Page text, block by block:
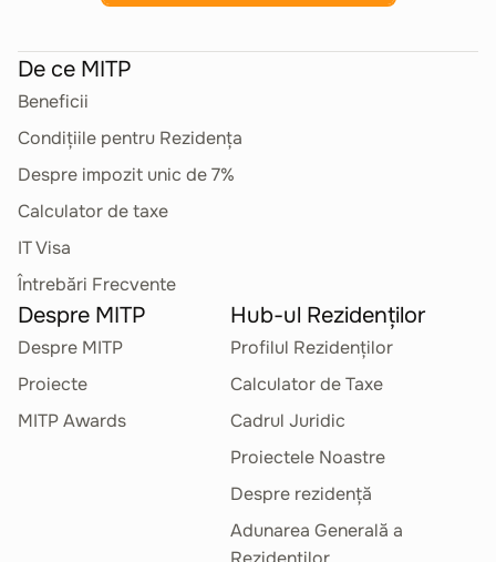
De ce MITP
Beneficii
Condițiile pentru Rezidența
Despre impozit unic de 7%
Calculator de taxe
IT Visa
Întrebări Frecvente
Despre MITP
Despre MITP
Proiecte
MITP Awards
Hub-ul Rezidenților
Profilul Rezidenților
Calculator de Taxe
Cadrul Juridic
Proiectele Noastre
Despre rezidență
Adunarea Generală a